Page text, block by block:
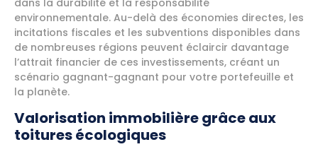
environnementale. Au-delà des économies directes, les
incitations fiscales et les subventions disponibles dans
de nombreuses régions peuvent éclaircir davantage
l’attrait financier de ces investissements, créant un
scénario gagnant-gagnant pour votre portefeuille et
la planète.
Valorisation immobilière grâce aux
toitures écologiques